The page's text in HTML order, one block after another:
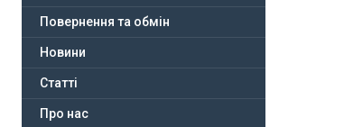
Повернення та обмін
Новини
Статті
Про нас